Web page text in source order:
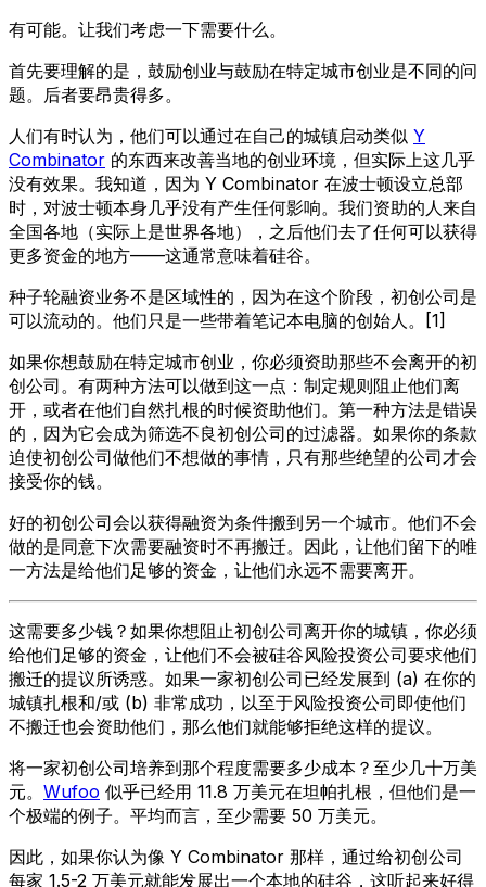
有可能。让我们考虑一下需要什么。
首先要理解的是，鼓励创业与鼓励在特定城市创业是不同的问
题。后者要昂贵得多。
人们有时认为，他们可以通过在自己的城镇启动类似 Y
Combinator 的东西来改善当地的创业环境，但实际上这几乎
没有效果。我知道，因为 Y Combinator 在波士顿设立总部
时，对波士顿本身几乎没有产生任何影响。我们资助的人来自
全国各地（实际上是世界各地），之后他们去了任何可以获得
更多资金的地方——这通常意味着硅谷。
种子轮融资业务不是区域性的，因为在这个阶段，初创公司是
可以流动的。他们只是一些带着笔记本电脑的创始人。[1]
如果你想鼓励在特定城市创业，你必须资助那些不会离开的初
创公司。有两种方法可以做到这一点：制定规则阻止他们离
开，或者在他们自然扎根的时候资助他们。第一种方法是错误
的，因为它会成为筛选不良初创公司的过滤器。如果你的条款
迫使初创公司做他们不想做的事情，只有那些绝望的公司才会
接受你的钱。
好的初创公司会以获得融资为条件搬到另一个城市。他们不会
做的是同意下次需要融资时不再搬迁。因此，让他们留下的唯
一方法是给他们足够的资金，让他们永远不需要离开。
这需要多少钱？如果你想阻止初创公司离开你的城镇，你必须
给他们足够的资金，让他们不会被硅谷风险投资公司要求他们
搬迁的提议所诱惑。如果一家初创公司已经发展到 (a) 在你的
城镇扎根和/或 (b) 非常成功，以至于风险投资公司即使他们
不搬迁也会资助他们，那么他们就能够拒绝这样的提议。
将一家初创公司培养到那个程度需要多少成本？至少几十万美
元。 Wufoo 似乎已经用 11.8 万美元在坦帕扎根，但他们是一
个极端的例子。平均而言，至少需要 50 万美元。
因此，如果你认为像 Y Combinator 那样，通过给初创公司
每家 1.5-2 万美元就能发展出一个本地的硅谷，这听起来好得